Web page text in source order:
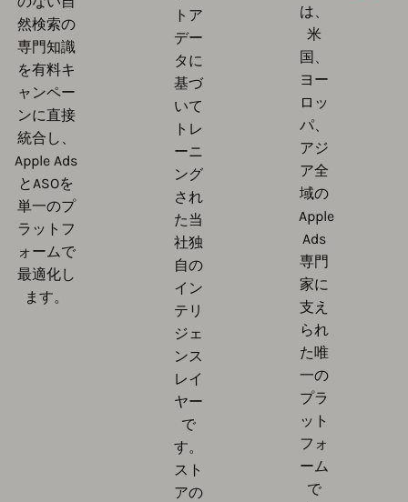
然検索の
専門知識
を有料キ
ャンペー
ンに直接
統合し、
Apple Ads
とASOを
単一のプ
ラットフ
ォームで
最適化し
ます。
トア
デー
タに
基づ
いて
トレ
ーニ
ング
され
た当
社独
自の
イン
テリ
ジェ
ンス
レイ
ヤー
で
す。
スト
アの
は、
米
国、
ヨー
ロッ
パ、
アジ
ア全
域の
Apple
Ads
専門
家に
支え
られ
た唯
一の
プラ
ット
フォ
ーム
で